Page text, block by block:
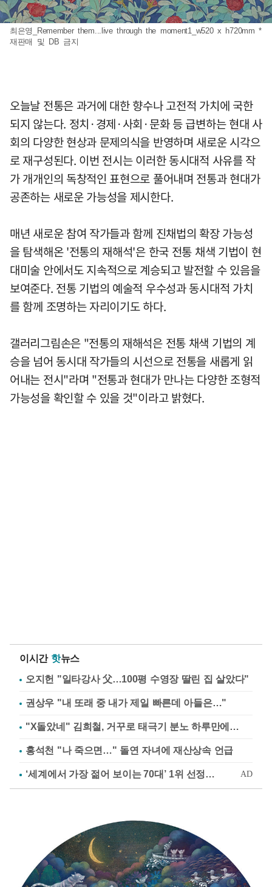
최은영_Remember them...live through the moment1_w520 x h720mm *
재판매 및 DB 금지
오늘날 전통은 과거에 대한 향수나 고전적 가치에 국한
되지 않는다. 정치·경제·사회·문화 등 급변하는 현대 사
회의 다양한 현상과 문제의식을 반영하며 새로운 시각으
로 재구성된다. 이번 전시는 이러한 동시대적 사유를 작
가 개개인의 독창적인 표현으로 풀어내며 전통과 현대가
공존하는 새로운 가능성을 제시한다.
매년 새로운 참여 작가들과 함께 진채법의 확장 가능성
을 탐색해온 '전통의 재해석'은 한국 전통 채색 기법이 현
대미술 안에서도 지속적으로 계승되고 발전할 수 있음을
보여준다. 전통 기법의 예술적 우수성과 동시대적 가치
를 함께 조명하는 자리이기도 하다.
갤러리그림손은 "전통의 재해석은 전통 채색 기법의 계
승을 넘어 동시대 작가들의 시선으로 전통을 새롭게 읽
어내는 전시"라며 "전통과 현대가 만나는 다양한 조형적
가능성을 확인할 수 있을 것"이라고 밝혔다.
이시간 핫뉴스
오지헌 "일타강사 父…100평 수영장 딸린 집 살았다"
권상우 "내 또래 중 내가 제일 빠른데 아들은…"
"X돌았네" 김희철, 거꾸로 태극기 분노 하루만에…
홍석천 "나 죽으면…" 돌연 자녀에 재산상속 언급